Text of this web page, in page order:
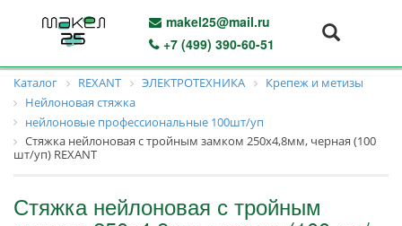
makel25@mail.ru
+7 (499) 390-60-51
Каталог REXANT ЭЛЕКТРОТЕХНИКА
Крепеж и метизы
Нейлоновая стяжка
нейлоновые профессиональные 100шт/уп
Стяжка нейлоновая с тройным замком 250x4,8мм, черная (100
шт/уп) REXANT
Стяжка нейлоновая с тройным